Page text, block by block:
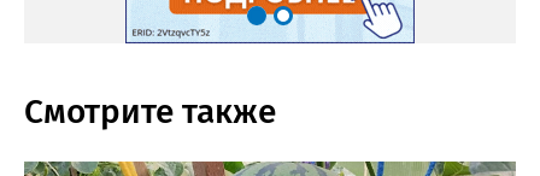
Смотрите также